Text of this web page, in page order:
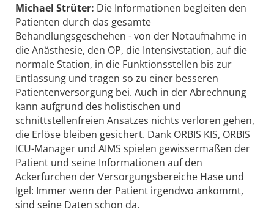
Michael Strüter: Die Informationen begleiten den
Patienten durch das gesamte
Behandlungsgeschehen - von der Notaufnahme in
die Anästhesie, den OP, die Intensivstation, auf die
normale Station, in die Funktionsstellen bis zur
Entlassung und tragen so zu einer besseren
Patientenversorgung bei. Auch in der Abrechnung
kann aufgrund des holistischen und
schnittstellenfreien Ansatzes nichts verloren gehen,
die Erlöse bleiben gesichert. Dank ORBIS KIS, ORBIS
ICU-Manager und AIMS spielen gewissermaßen der
Patient und seine Informationen auf den
Ackerfurchen der Versorgungsbereiche Hase und
Igel: Immer wenn der Patient irgendwo ankommt,
sind seine Daten schon da.